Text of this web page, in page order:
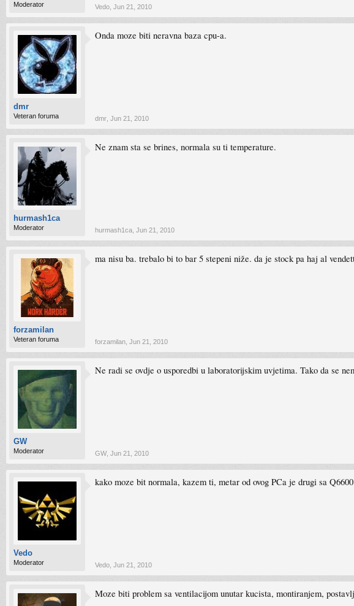
Moderator Vedo Jun 21, 2010
dmr
Veteran foruma
Onda moze biti neravna baza cpu-a.
dmr Jun 21, 2010
hurmash1ca
Moderator
Ne znam sta se brines, normala su ti temperature.
hurmash1ca Jun 21, 2010
forzamilan
Veteran foruma
ma nisu ba. trebalo bi to bar 5 stepeni niže. da je stock pa haj al
forzamilan Jun 21, 2010
GW
Moderator
Ne radi se ovdje o usporedbi u laboratorijskim uvjetima. Tako da se
GW Jun 21, 2010
Vedo
Moderator
kako moze bit normala, kazem ti, metar od ovog PCa je drugi sa
Vedo Jun 21, 2010
Moze biti problem sa ventilacijom unutar kucista, montiranjem,